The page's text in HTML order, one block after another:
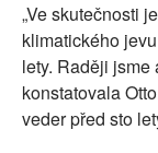
„Ve skutečnosti
klimatického
lety. Raději jsme
konstatovala
veder před sto